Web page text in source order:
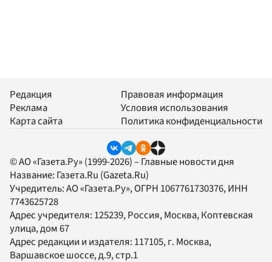
Редакция
Реклама
Карта сайта
Правовая информация
Условия использования
Политика конфиденциальности
© АО «Газета.Ру» (1999-2026) – Главные новости дня
Название: Газета.Ru (Gazeta.Ru)
Учредитель:АО «Газета.Ру», ОГРН 1067761730376, ИНН
7743625728
Адрес учредителя: 125239, Россия, Москва, Коптевская
улица, дом 67
Адрес редакции и издателя: 117105, г. Москва,
Варшавское шоссе, д.9, стр.1